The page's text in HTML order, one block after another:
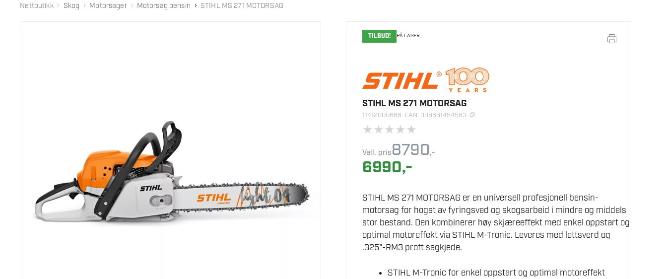
Nettbutikk › Skog › Motorsager › Motorsag bensin › STIHL MS 271 MOTORSAG
TILBUD! PÅ LAGER
STIHL MS 271 MOTORSAG
11412000666· EAN: 886661454563
★★★★★
Veil. pris8790,-
6990,-
STIHL MS 271 MOTORSAG er en universell profesjonell bensin-
motorsag for hogst av fyringsved og skogsarbeid i mindre og middels
stor bestand. Den kombinerer høy skjæreeffekt med enkel oppstart og
optimal motoreffekt via STIHL M-Tronic. Leveres med lettsverd og
.325"-RM3 proft sagkjede.
STIHL M-Tronic for enkel oppstart og optimal motoreffekt